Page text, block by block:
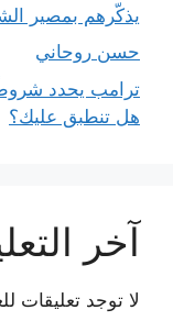
يذكّرهم بمصير
حسن روحاني
ترامب يحدد
هل تنطبق عليك؟
آخر
لا توجد تعليقات